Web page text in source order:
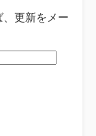
、更新をメー